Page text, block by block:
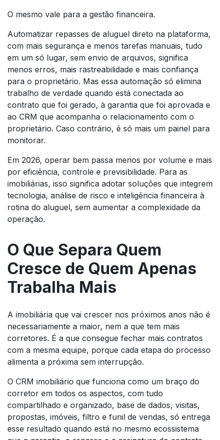
O mesmo vale para a gestão financeira.
Automatizar repasses de aluguel direto na plataforma,
com mais segurança e menos tarefas manuais, tudo
em um só lugar, sem envio de arquivos, significa
menos erros, mais rastreabilidade e mais confiança
para o proprietário. Mas essa automação só elimina
trabalho de verdade quando está conectada ao
contrato que foi gerado, à garantia que foi aprovada e
ao CRM que acompanha o relacionamento com o
proprietário. Caso contrário, é só mais um painel para
monitorar.
Em 2026, operar bem passa menos por volume e mais
por eficiência, controle e previsibilidade. Para as
imobiliárias, isso significa adotar soluções que integrem
tecnologia, análise de risco e inteligência financeira à
rotina do aluguel, sem aumentar a complexidade da
operação.
O Que Separa Quem
Cresce de Quem Apenas
Trabalha Mais
A imobiliária que vai crescer nos próximos anos não é
necessariamente a maior, nem a que tem mais
corretores. É a que consegue fechar mais contratos
com a mesma equipe, porque cada etapa do processo
alimenta a próxima sem interrupção.
O CRM imobiliário que funciona como um braço do
corretor em todos os aspectos, com tudo
compartilhado e organizado, base de dados, visitas,
propostas, imóveis, filtro e funil de vendas, só entrega
esse resultado quando está no mesmo ecossistema